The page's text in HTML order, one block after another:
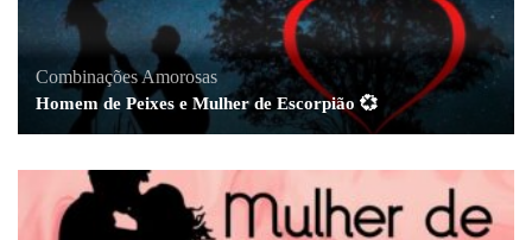
Combinações Amorosas
Homem de Peixes e Mulher de Escorpião 💞